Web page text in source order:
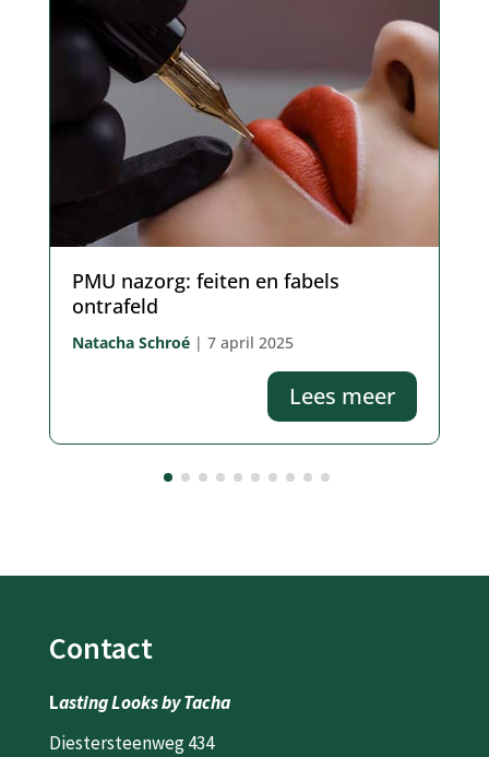
PMU nazorg: feiten en fabels
ontrafeld
Natacha Schroé | 7 april 2025
Lees meer
Contact
Lasting Looks by Tacha
Diestersteenweg 434